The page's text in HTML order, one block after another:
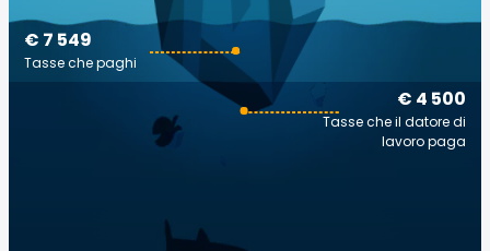
€ 4 500
Tasse che il datore di
lavoro paga
€ 7 549
Tasse che paghi